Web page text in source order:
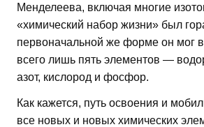
Менделеева, включая многие
«химический набор жизни» был
первоначальной же форме он мог
всего лишь пять элементов —
азот, кислород и фосфор.
Как кажется, путь освоения и
все новых и новых химических